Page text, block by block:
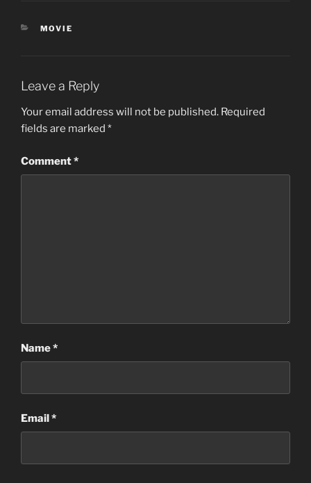
CATEGORIES
MOVIE
Leave a Reply
Your email address will not be published. Required
fields are marked *
Comment*
Name*
Email*